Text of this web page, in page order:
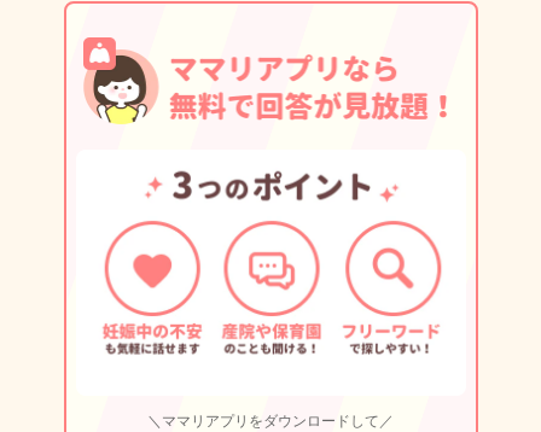
＼ママリアプリをダウンロードして／